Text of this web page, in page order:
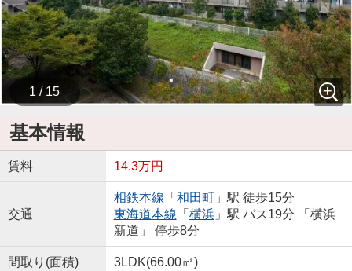
1 / 15
基本情報
賃料 14.3万円
交通
相鉄本線 「 和田町」駅 徒歩15分
東海道本線 「 横浜」駅 バス19分 「横浜
新道」 停歩8分
間取り(面積) 3LDK(66.00㎡)